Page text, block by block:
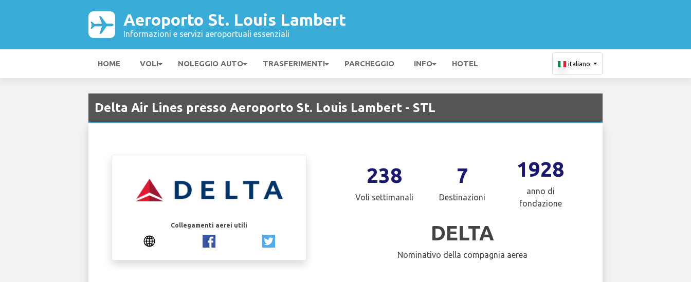
Aeroporto St. Louis Lambert
Informazioni e servizi aeroportuali essenziali
HOME VOLI NOLEGGIO AUTO TRASFERIMENTI PARCHEGGIO INFO HOTEL italiano
Delta Air Lines presso Aeroporto St. Louis Lambert - STL
Collegamenti aerei utili
238
Voli settimanali
7
Destinazioni
1928
anno di
fondazione
DELTA
Nominativo della compagnia aerea